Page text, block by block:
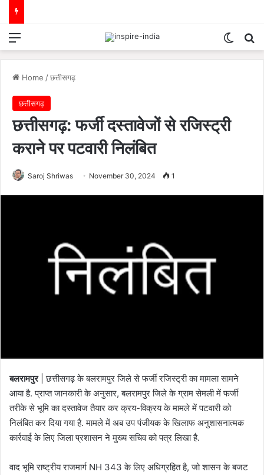
Menu
Home /छत्तीसगढ़
छत्तीसगढ़
छत्तीसगढ़: फर्जी दस्तावेजों से रजिस्ट्री
कराने पर पटवारी निलंबित
Saroj Shriwas November 30, 2024 1
बलरामपुर | छत्तीसगढ़ के बलरामपुर जिले से फर्जी रजिस्ट्री का मामला सामने
आया है. प्राप्त जानकारी के अनुसार, बलरामपुर जिले के ग्राम सेमली में फर्जी
तरीके से भूमि का दस्तावेज तैयार कर क्रय-विक्रय के मामले में पटवारी को
निलंबित कर दिया गया है. मामले में अब उप पंजीयक के खिलाफ अनुशासनात्मक
कार्रवाई के लिए जिला प्रशासन ने मुख्य सचिव को पत्र लिखा है.
वाद भूमि राष्ट्रीय राजमार्ग NH 343 के लिए अधिग्रहित है, जो शासन के बजट